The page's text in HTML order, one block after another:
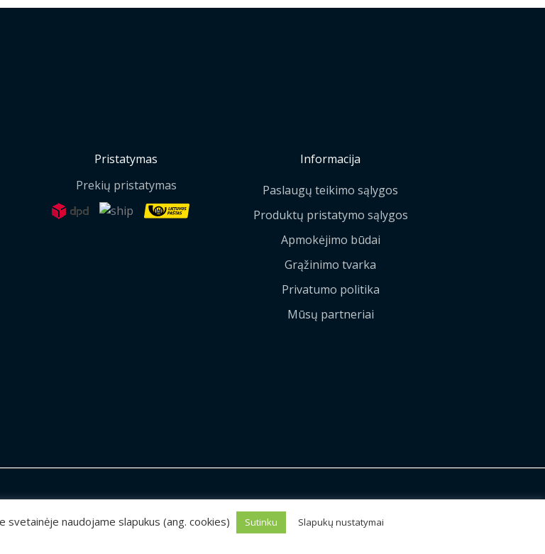
Pristatymas
Prekių pristatymas
Informacija
Paslaugų teikimo sąlygos
Produktų pristatymo sąlygos
Apmokėjimo būdai
Grąžinimo tvarka
Privatumo politika
Mūsų partneriai
svetainėje naudojame slapukus (ang. cookies) Sutinku Slapukų nustatymai